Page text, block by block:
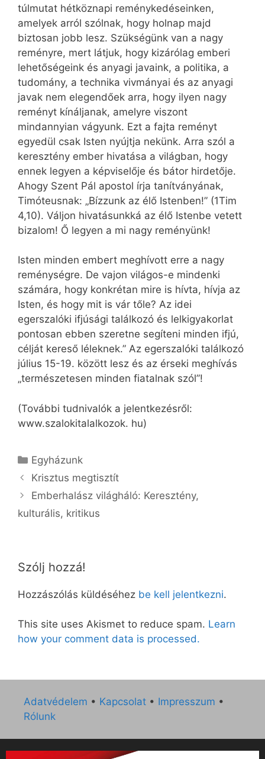
túlmutat hétköznapi reménykedéseinken,
amelyek arról szólnak, hogy holnap majd
biztosan jobb lesz. Szükségünk van a nagy
reményre, mert látjuk, hogy kizárólag emberi
lehetőségeink és anyagi javaink, a politika, a
tudomány, a technika vivmányai és az anyagi
javak nem elegendőek arra, hogy ilyen nagy
reményt kínáljanak, amelyre viszont
mindannyian vágyunk. Ezt a fajta reményt
egyedül csak Isten nyújtja nekünk. Arra szól a
keresztény ember hivatása a világban, hogy
ennek legyen a képviselője és bátor hirdetője.
Ahogy Szent Pál apostol írja tanítványának,
Timóteusnak: „Bízzunk az élő Istenben!” (1Tim
4,10). Váljon hivatásunkká az élő Istenbe vetett
bizalom! Ő legyen a mi nagy reményünk!
Isten minden embert meghívott erre a nagy
reménységre. De vajon világos-e mindenki
számára, hogy konkrétan mire is hívta, hívja az
Isten, és hogy mit is vár tőle? Az idei
egerszalóki ifjúsági találkozó és lelkigyakorlat
pontosan ebben szeretne segíteni minden ifjú,
célját kereső léleknek.” Az egerszalóki találkozó
július 15-19. között lesz és az érseki meghívás
„természetesen minden fiatalnak szól”!
(További tudnivalók a jelentkezésről:
www.szalokitalalkozok. hu)
Kategória
Egyházunk
Krisztus megtisztít
Emberhalász világháló: Keresztény,
kulturális, kritikus
Szólj hozzá!
Hozzászólás küldéséhez be kell jelentkezni.
This site uses Akismet to reduce spam. Learn
how your comment data is processed.
Adatvédelem • Kapcsolat • Impresszum •
Rólunk